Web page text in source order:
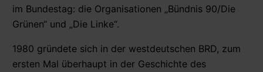
im Bundestag: die Organisationen „Bündnis 90/Die
Grünen“ und „Die Linke“.
1980 gründete sich in der westdeutschen BRD, zum
ersten Mal überhaupt in der Geschichte des